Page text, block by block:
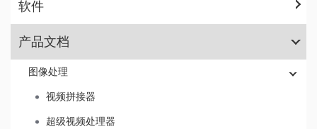
软件
产品文档
图像处理
视频拼接器
超级视频处理器